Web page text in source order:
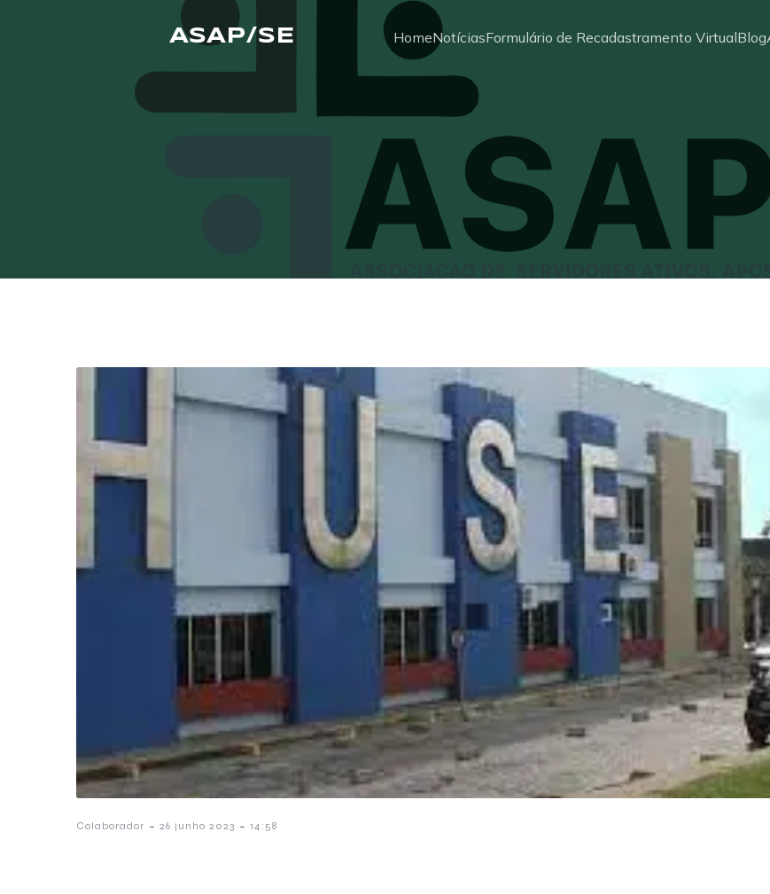
ASAP/SE HomeNotíciasFormulário de Recadastramento VirtualBlog
Colaborador - 26 junho 2023 - 14:58